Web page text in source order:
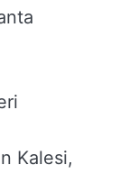
Kalesi,